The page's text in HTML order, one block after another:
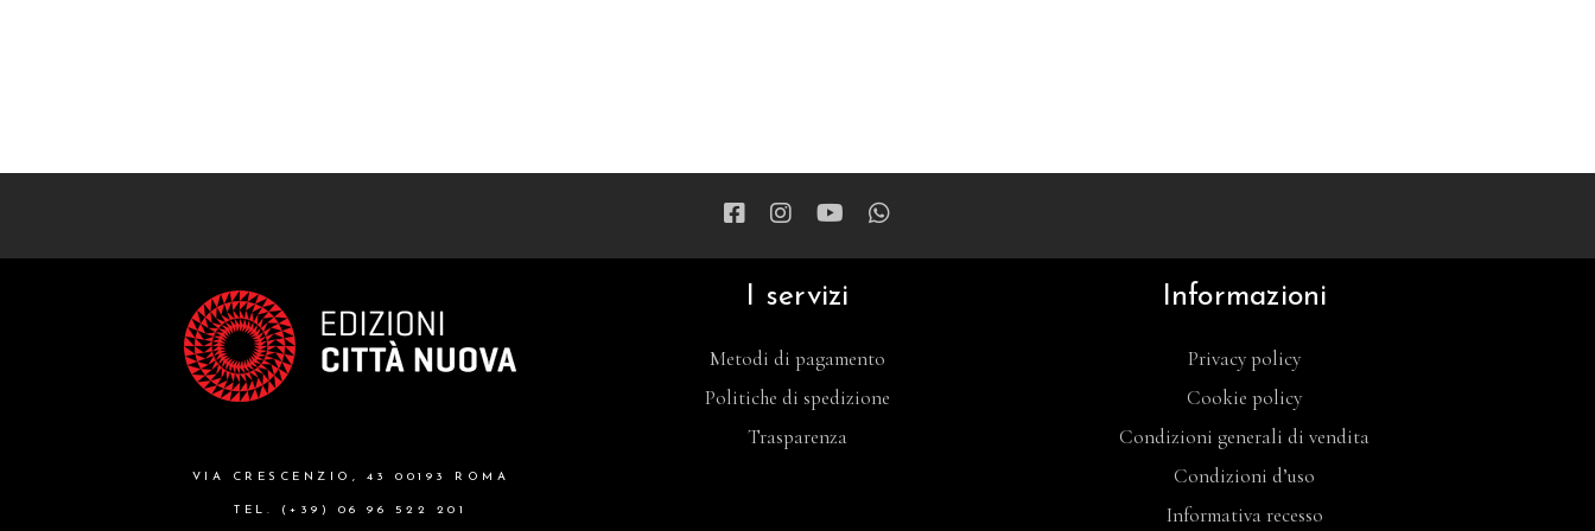
VIA CRESCENZIO, 43 00193 ROMA
TEL. (+39) 06 96 522 201
I servizi
Metodi di pagamento
Politiche di spedizione
Trasparenza
Informazioni
Privacy policy
Cookie policy
Condizioni generali di vendita
Condizioni d’uso
Informativa recesso